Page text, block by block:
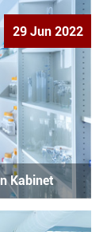
29 Jun 2022
Kabinet